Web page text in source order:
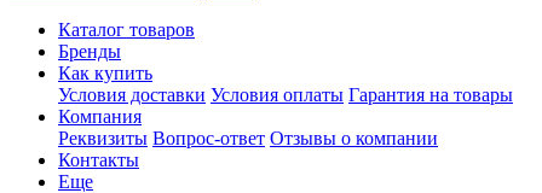
Каталог товаров
Бренды
Как купить
Условия доставки Условия оплаты Гарантия на товары
Компания
Реквизиты Вопрос-ответ Отзывы о компании
Контакты
Еще